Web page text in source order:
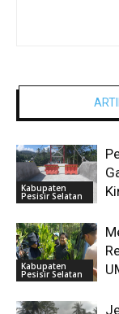
Kabupaten
Pesisir Selatan
Kabupaten
Pesisir Selatan